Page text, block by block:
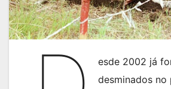
esde 2002 já
desminados no